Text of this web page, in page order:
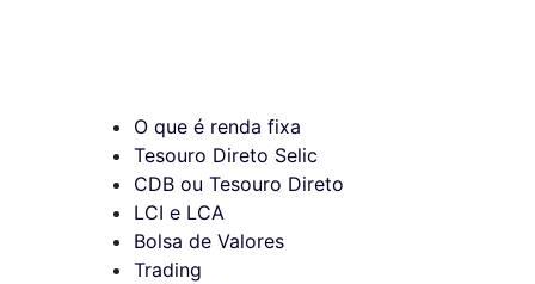
O que é renda fixa
Tesouro Direto Selic
CDB ou Tesouro Direto
LCI e LCA
Bolsa de Valores
Trading